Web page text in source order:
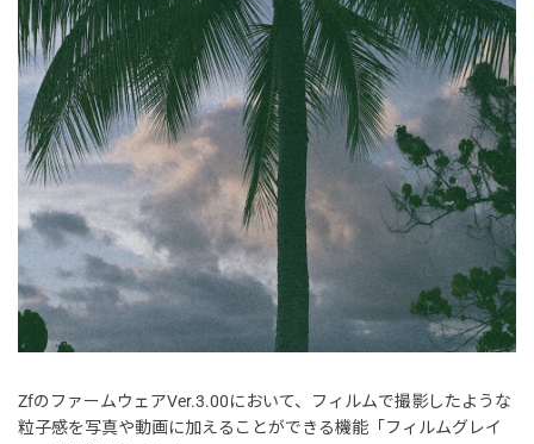
ZfのファームウェアVer.3.00において、フィルムで撮影したような
粒子感を写真や動画に加えることができる機能「フィルムグレイ